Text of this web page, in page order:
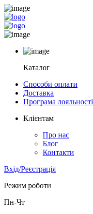
Каталог
Способи оплати
Доставка
Програма лояльності
Клієнтам
Про нас
Блог
Контакти
Вхід/Реєстрація
Режим роботи
Пн-Чт